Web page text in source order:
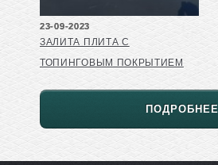
23-09-2023
ЗАЛИТА ПЛИТА С
ТОПИНГОВЫМ ПОКРЫТИЕМ
ПОДРОБНЕЕ